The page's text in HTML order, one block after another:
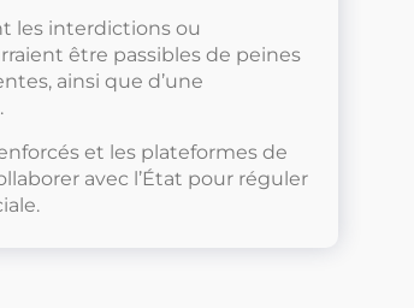
les interdictions ou
être passibles de peines
ainsi que d’une
et les plateformes de
avec l’État pour réguler